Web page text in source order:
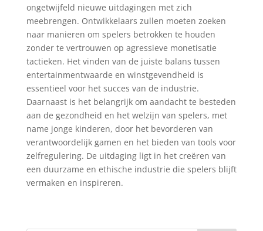
ongetwijfeld nieuwe uitdagingen met zich
meebrengen. Ontwikkelaars zullen moeten zoeken
naar manieren om spelers betrokken te houden
zonder te vertrouwen op agressieve monetisatie
tactieken. Het vinden van de juiste balans tussen
entertainmentwaarde en winstgevendheid is
essentieel voor het succes van de industrie.
Daarnaast is het belangrijk om aandacht te besteden
aan de gezondheid en het welzijn van spelers, met
name jonge kinderen, door het bevorderen van
verantwoordelijk gamen en het bieden van tools voor
zelfregulering. De uitdaging ligt in het creëren van
een duurzame en ethische industrie die spelers blijft
vermaken en inspireren.